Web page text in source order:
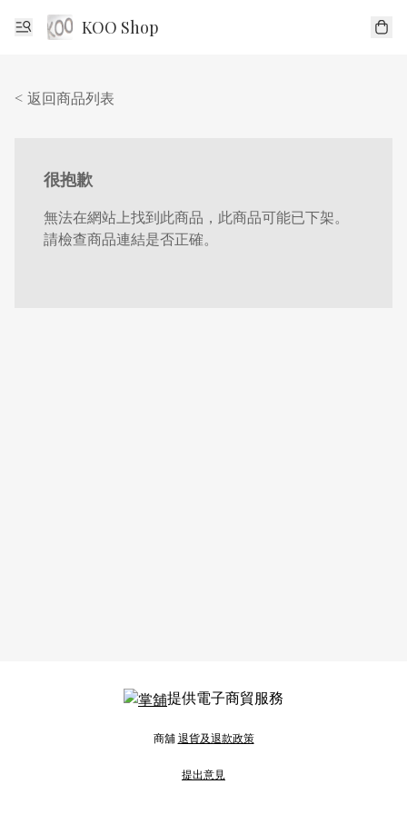
KOO Shop
< 返回商品列表
很抱歉
無法在網站上找到此商品，此商品可能已下架。
請檢查商品連結是否正確。
提供電子商貿服務
商舖退貨及退款政策
提出意見